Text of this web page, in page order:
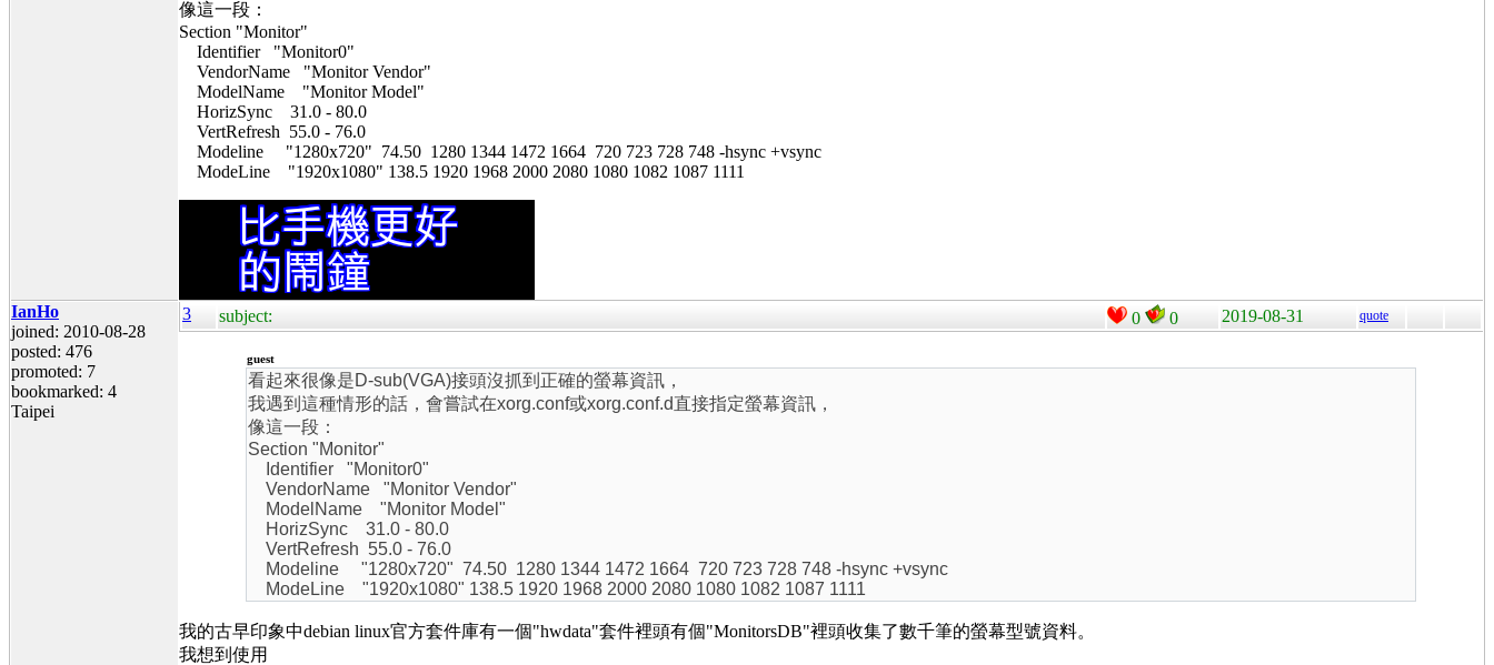
像這一段：
Section "Monitor"
Identifier "Monitor0"
VendorName "Monitor Vendor"
ModelName "Monitor Model"
HorizSync 31.0 - 80.0
VertRefresh 55.0 - 76.0
Modeline "1280x720" 74.50 1280 1344 1472 1664 720 723 728 748 -hsync +vsync
ModeLine "1920x1080" 138.5 1920 1968 2000 2080 1080 1082 1087 1111
IanHo
joined: 2010-08-28
posted: 476
promoted: 7
bookmarked: 4
Taipei
3 subject: 0 0 2019-08-31 quote
guest
看起來很像是D-sub(VGA)接頭沒抓到正確的螢幕資訊，
我遇到這種情形的話，會嘗試在xorg.conf或xorg.conf.d直接指定螢幕資訊，
像這一段：
Section "Monitor"
Identifier "Monitor0"
VendorName "Monitor Vendor"
ModelName "Monitor Model"
HorizSync 31.0 - 80.0
VertRefresh 55.0 - 76.0
Modeline "1280x720" 74.50 1280 1344 1472 1664 720 723 728 748 -hsync +vsync
ModeLine "1920x1080" 138.5 1920 1968 2000 2080 1080 1082 1087 1111
我的古早印象中debian linux官方套件庫有一個"hwdata"套件裡頭有個"MonitorsDB"裡頭收集了數千筆的螢幕型號資料。
我想到使用